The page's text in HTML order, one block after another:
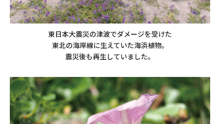
東日本大震災の津波でダメージを受けた
東北の海岸線に生えていた海浜植物。
震災後も再生していました。